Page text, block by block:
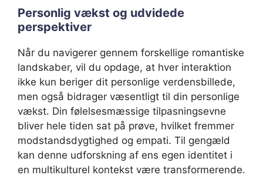
Personlig vækst og udvidede
perspektiver
Når du navigerer gennem forskellige romantiske
landskaber, vil du opdage, at hver interaktion
ikke kun beriger dit personlige verdensbillede,
men også bidrager væsentligt til din personlige
vækst. Din følelsesmæssige tilpasningsevne
bliver hele tiden sat på prøve, hvilket fremmer
modstandsdygtighed og empati. Til gengæld
kan denne udforskning af ens egen identitet i
en multikulturel kontekst være transformerende.